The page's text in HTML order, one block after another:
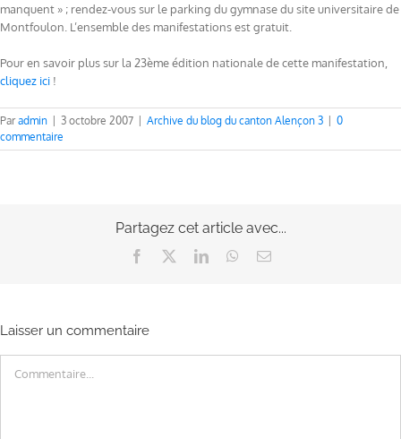
manquent » ; rendez-vous sur le parking du gymnase du site universitaire de
Montfoulon. L’ensemble des manifestations est gratuit.
Pour en savoir plus sur la 23ème édition nationale de cette manifestation,
cliquez ici !
Paradmin 3 octobre 2007 Archive du blog du canton Alençon 3
0
commentaire
Partagez cet article avec...
Facebook LinkedInWhatsApp
Email
Laisser un commentaire